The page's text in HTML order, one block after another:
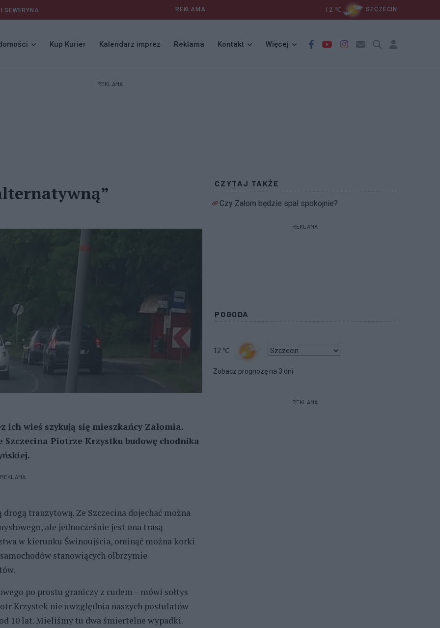
SEWERYNA REKLAMA 12 ℃ SZCZECIN
Kup Kurier Kalendarz imprez Reklama Kontakt Więcej
REKLAMA
wieś szykują się mieszkańcy Załomia.
Szczecina Piotrze Krzystku budowę chodnika
REKLAMA
tranzytową. Ze Szczecina dojechać można
ale jednocześnie jest ona trasą
w kierunku Świnoujścia, ominąć można korki
stanowiących olbrzymie
po prostu graniczy z cudem – mówi sołtys
Krzystek nie uwzględnia naszych postulatów
10 lat. Mieliśmy tu dwa śmiertelne wypadki.
CZYTAJ TAKŻE
Czy Załom będzie spał spokojnie?
REKLAMA
POGODA
12 ℃
Zobacz prognozę na 3 dni
REKLAMA